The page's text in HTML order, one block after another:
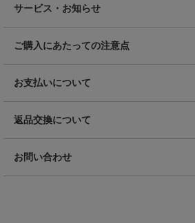
サービス・お知らせ
ご購入にあたっての注意点
お支払いについて
返品交換について
お問い合わせ